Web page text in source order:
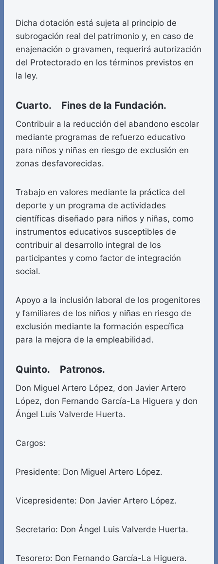
Dicha dotación está sujeta al principio de
subrogación real del patrimonio y, en caso de
enajenación o gravamen, requerirá autorización
del Protectorado en los términos previstos en
la ley.
Cuarto. Fines de la Fundación.
Contribuir a la reducción del abandono escolar
mediante programas de refuerzo educativo
para niños y niñas en riesgo de exclusión en
zonas desfavorecidas.
Trabajo en valores mediante la práctica del
deporte y un programa de actividades
científicas diseñado para niños y niñas, como
instrumentos educativos susceptibles de
contribuir al desarrollo integral de los
participantes y como factor de integración
social.
Apoyo a la inclusión laboral de los progenitores
y familiares de los niños y niñas en riesgo de
exclusión mediante la formación específica
para la mejora de la empleabilidad.
Quinto. Patronos.
Don Miguel Artero López, don Javier Artero
López, don Fernando García-La Higuera y don
Ángel Luis Valverde Huerta.
Cargos:
Presidente: Don Miguel Artero López.
Vicepresidente: Don Javier Artero López.
Secretario: Don Ángel Luis Valverde Huerta.
Tesorero: Don Fernando García-La Higuera.